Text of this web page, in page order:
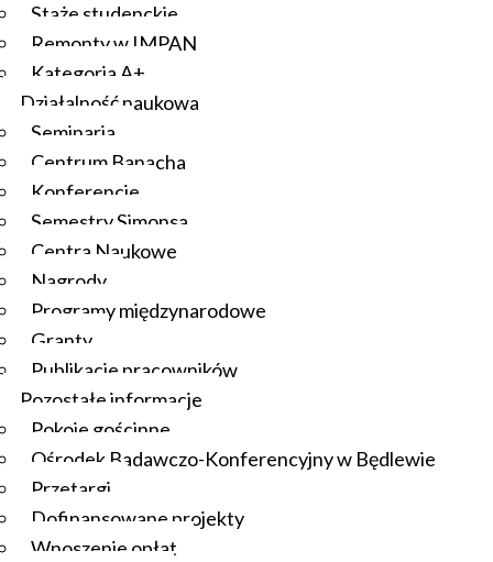
Staże studenckie
Remonty w IMPAN
Kategoria A+
Działalność naukowa
Seminaria
Centrum Banacha
Konferencje
Semestry Simonsa
Centra Naukowe
Nagrody
Programy międzynarodowe
Granty
Publikacje pracowników
Pozostałe informacje
Pokoje gościnne
Ośrodek Badawczo-Konferencyjny w Będlewie
Przetargi
Dofinansowane projekty
Wnoszenie opłat